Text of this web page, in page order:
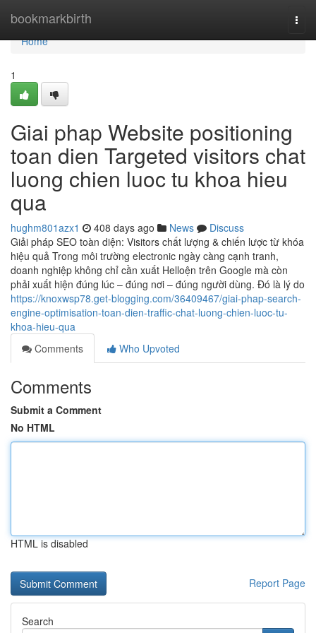
bookmarkbirth
Home
Home
1
Giai phap Website positioning
toan dien Targeted visitors chat
luong chien luoc tu khoa hieu
qua
hughm801azx1 408 days ago News
Discuss
Giải pháp SEO toàn diện: Visitors chất lượng & chiến lược từ khóa
hiệu quả Trong môi trường electronic ngày càng cạnh tranh,
doanh nghiệp không chỉ cần xuất Helloện trên Google mà còn
phải xuất hiện đúng lúc – đúng nơi – đúng người dùng. Đó là lý do
https://knoxwsp78.get-blogging.com/36409467/giai-phap-search-
engine-optimisation-toan-dien-traffic-chat-luong-chien-luoc-tu-
khoa-hieu-qua
Comments
Who Upvoted
Comments
Submit a Comment
No HTML
HTML is disabled
Report Page
Search